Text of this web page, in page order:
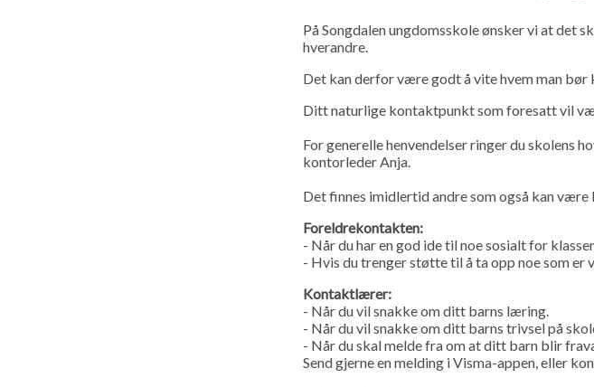
På Songdalen ungdomsskole ønsker vi at det
hverandre.
Det kan derfor være godt å vite hvem man bør
Ditt naturlige kontaktpunkt som foresatt vil
For generelle henvendelser ringer du skolens
kontorleder Anja.
Det finnes imidlertid andre som også kan være
Foreldrekontakten:
- Når du har en god ide til noe sosialt for
- Hvis du trenger støtte til å ta opp noe som er
Kontaktlærer:
- Når du vil snakke om ditt barns læring.
- Når du vil snakke om ditt barns trivsel på
- Når du skal melde fra om at ditt barn blir
Send gjerne en melding i Visma-appen, eller